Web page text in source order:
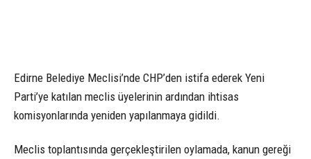
Edirne Belediye Meclisi’nde CHP’den istifa ederek Yeni
Parti’ye katılan meclis üyelerinin ardından ihtisas
komisyonlarında yeniden yapılanmaya gidildi.
Meclis toplantısında gerçekleştirilen oylamada, kanun gereği